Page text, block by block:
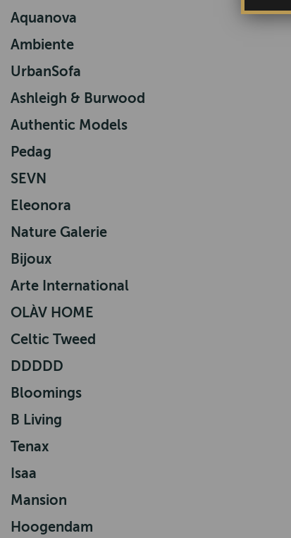
Aquanova
Ambiente
UrbanSofa
Ashleigh & Burwood
Authentic Models
Pedag
SEVN
Eleonora
Nature Galerie
Bijoux
Arte International
OLÀV HOME
Celtic Tweed
DDDDD
Bloomings
B Living
Tenax
Isaa
Mansion
Hoogendam